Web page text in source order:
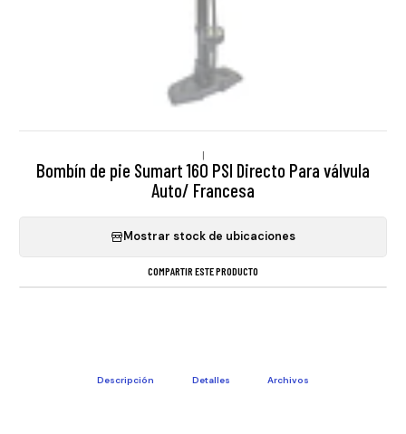
|
Bombín de pie Sumart 160 PSI Directo Para válvula
Auto/ Francesa
Mostrar stock de ubicaciones
COMPARTIR ESTE PRODUCTO
Descripción Detalles Archivos